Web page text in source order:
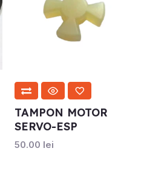
TAMPON MOTOR
SERVO-ESP
50.00 lei